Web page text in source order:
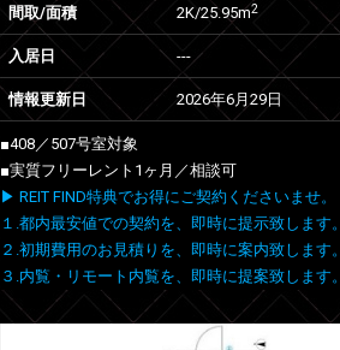
間取/面積 2K/25.95m2
入居日 ---
情報更新日 2026年6月29日
■408／507号室対象
■実質フリーレント1ヶ月／相談可
▶ REIT FIND特典でお得にご契約くださいませ。
１.都内最安値での契約を、即時に提示致します。
２.初期費用のお見積りを、即時に案内致します。
３.内覧・リモート内覧を、即時に提案致します。